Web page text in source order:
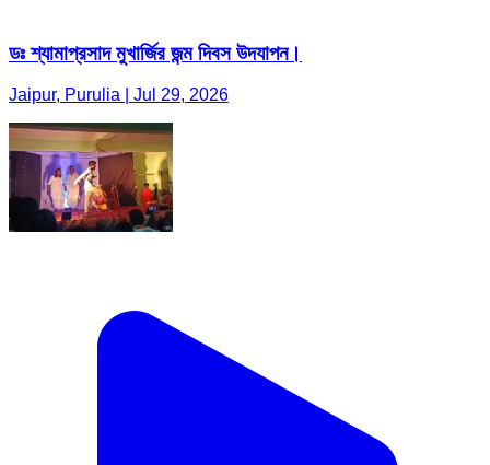
ডঃ শ্যামাপ্রসাদ মুখার্জির জন্ম দিবস উদযাপন।
Jaipur, Purulia | Jul 29, 2026